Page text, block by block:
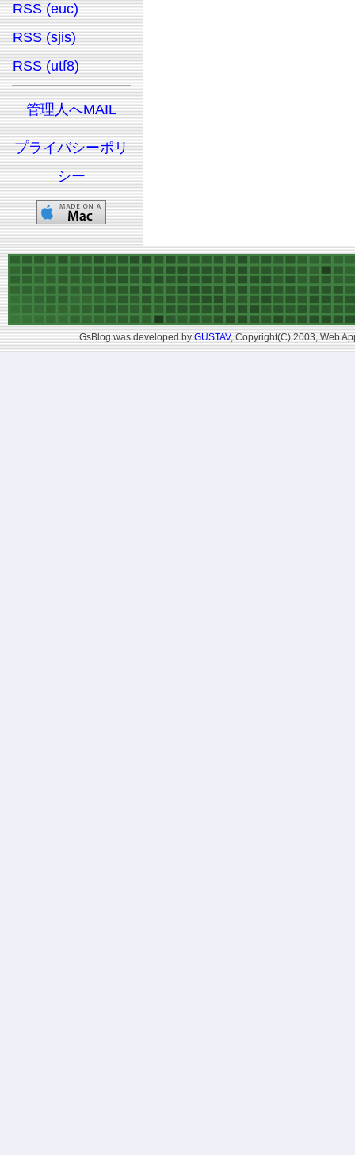
RSS (euc)
RSS (sjis)
RSS (utf8)
管理人へMAIL
プライバシーポリ
シー
GsBlog was developed byGUSTAV, Copyright(C) 2003, Web